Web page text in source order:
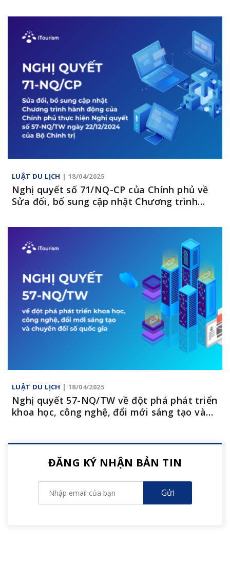
LUẬT DU LỊCH | 18/04/2025
Nghị quyết số 71/NQ-CP của Chính phủ về
Sửa đổi, bổ sung cập nhật Chương trình
quyết số 57-NQ/TW
LUẬT DU LỊCH | 18/04/2025
Nghị quyết 57-NQ/TW về đột phá phát triển
khoa học, công nghệ, đổi mới sáng tạo và
ĐĂNG KÝ NHẬN BẢN TIN